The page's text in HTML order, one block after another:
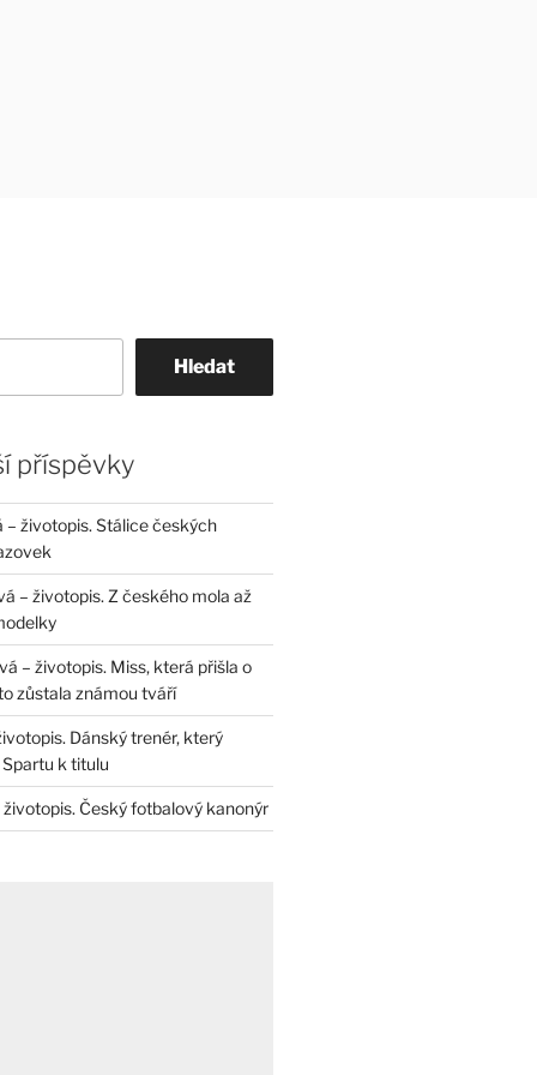
Hledat
příspěvky
– životopis. Stálice českých
– životopis. Z českého mola až
– životopis. Miss, která přišla o
zůstala známou tváří
Dánský trenér, který
k titulu
Český fotbalový kanonýr